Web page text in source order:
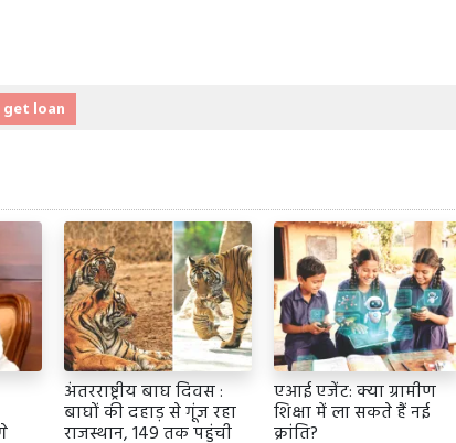
get loan
अंतरराष्ट्रीय बाघ दिवस :
बाघों की दहाड़ से गूंज रहा
राजस्थान, 149 तक पहुंची
एआई एजेंट: क्या ग्रामीण
शिक्षा में ला सकते हैं नई
क्रांति?